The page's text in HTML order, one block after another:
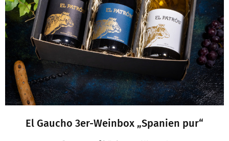
El Gaucho 3er-Weinbox „Spanien pur“